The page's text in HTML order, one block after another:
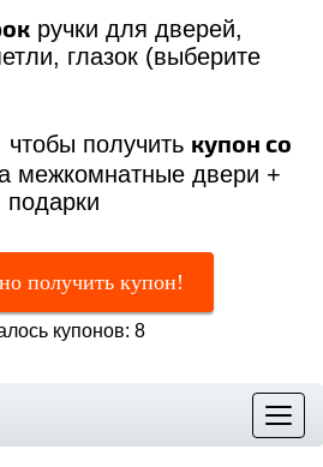
ручки для дверей,
глазок (выберите
получить купон со
межкомнатные двери +
подарки
получить купон!
купонов: 8
Меню